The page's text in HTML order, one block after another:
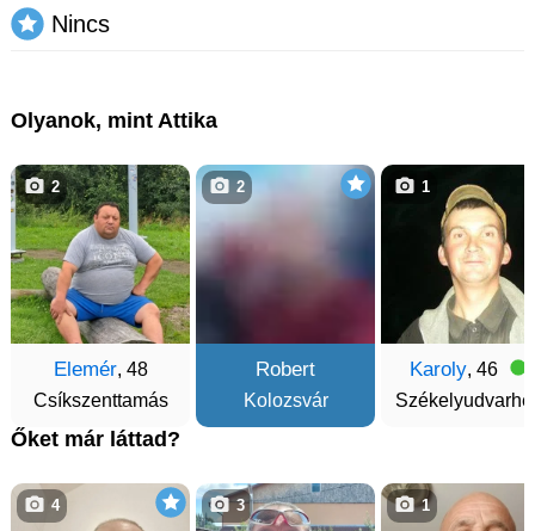
Nincs
Olyanok, mint Attika
Elemér, 48
Csíkszenttamás
2
Robert
Kolozsvár
2
Karoly, 46
1
Őket már láttad?
4 3 1